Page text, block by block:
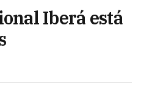
Iberá está